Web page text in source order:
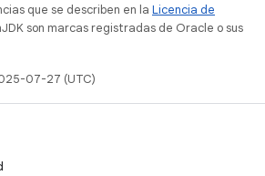
que se describen en la Licencia de
son marcas registradas de Oracle o sus
07-27 (UTC)